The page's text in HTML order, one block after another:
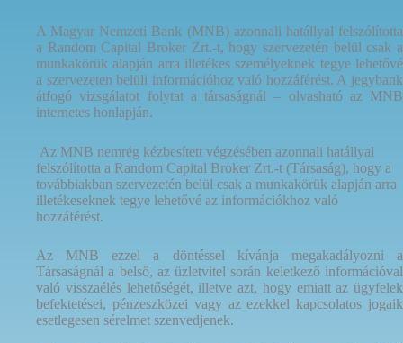
A Magyar Nemzeti Bank (MNB) azonnali hatállyal felszólította
a Random Capital Broker Zrt.-t, hogy szervezetén belül csak a
munkakörük alapján arra illetékes személyeknek tegye lehetővé
a szervezeten belüli információhoz való hozzáférést. A jegybank
átfogó vizsgálatot folytat a társaságnál – olvasható az MNB
internetes honlapján.
Az MNB nemrég kézbesített végzésében azonnali hatállyal
felszólította a Random Capital Broker Zrt.-t (Társaság), hogy a
továbbiakban szervezetén belül csak a munkakörük alapján arra
illetékeseknek tegye lehetővé az információkhoz való
hozzáférést.
Az MNB ezzel a döntéssel kívánja megakadályozni a
Társaságnál a belső, az üzletvitel során keletkező információval
való visszaélés lehetőségét, illetve azt, hogy emiatt az ügyfelek
befektetései, pénzeszközei vagy az ezekkel kapcsolatos jogaik
esetlegesen sérelmet szenvedjenek.